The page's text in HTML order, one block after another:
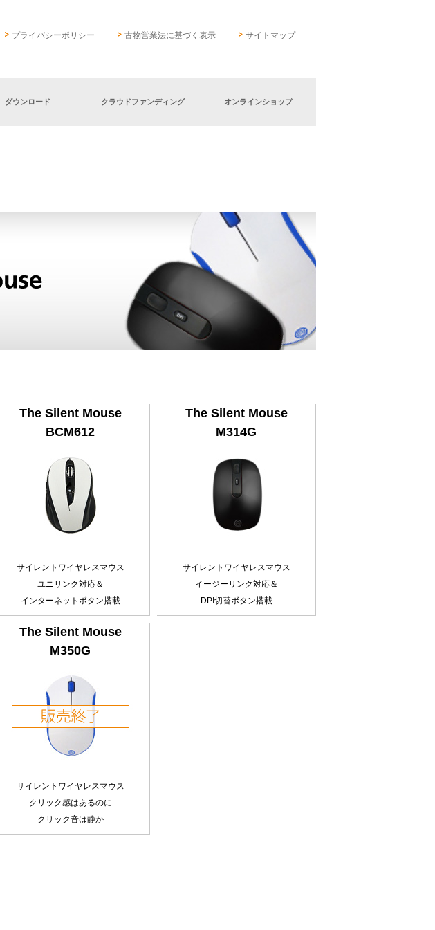
プライバシーポリシー 古物営業法に基づく表示 サイトマップ
ダウンロード クラウドファンディング オンラインショップ
The Silent Mouse
BCM612
サイレントワイヤレスマウス
ユニリンク対応＆
インターネットボタン搭載
The Silent Mouse
M314G
サイレントワイヤレスマウス
イージーリンク対応＆
DPI切替ボタン搭載
The Silent Mouse
M350G
サイレントワイヤレスマウス
クリック感はあるのに
クリック音は静か